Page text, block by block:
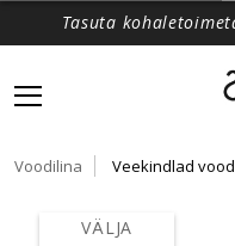
Tasuta
Voodilina Veekindlad
VÄLJA